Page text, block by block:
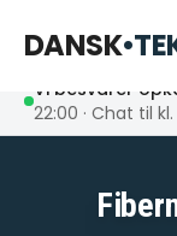
DANSK•
Åbent nu
Vi besvarer
22:00 · Chat til